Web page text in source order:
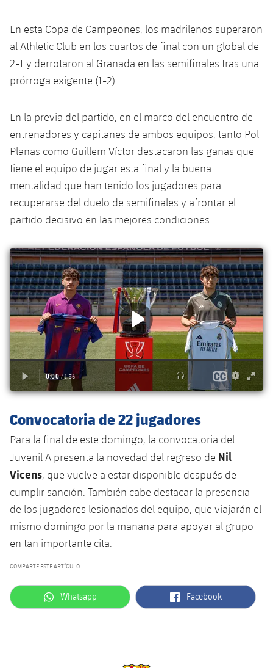
En esta Copa de Campeones, los madrileños superaron
al Athletic Club en los cuartos de final con un global de
2-1 y derrotaron al Granada en las semifinales tras una
prórroga exigente (1-2).
En la previa del partido, en el marco del encuentro de
entrenadores y capitanes de ambos equipos, tanto Pol
Planas como Guillem Víctor destacaron las ganas que
tiene el equipo de jugar esta final y la buena
mentalidad que han tenido los jugadores para
recuperarse del duelo de semifinales y afrontar el
partido decisivo en las mejores condiciones.
Convocatoria de 22 jugadores
Para la final de este domingo, la convocatoria del
Juvenil A presenta la novedad del regreso de Nil
Vicens, que vuelve a estar disponible después de
cumplir sanción. También cabe destacar la presencia
de los jugadores lesionados del equipo, que viajarán el
mismo domingo por la mañana para apoyar al grupo
en tan importante cita.
COMPARTE ESTE ARTÍCULO
label.aria.whatsapp
Whatsapp label.aria.facebook
Facebook